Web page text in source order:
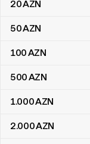
20AZN
50AZN
100AZN
500AZN
1.000AZN
2.000AZN